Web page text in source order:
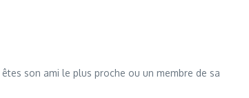
son ami le plus proche ou un membre de sa